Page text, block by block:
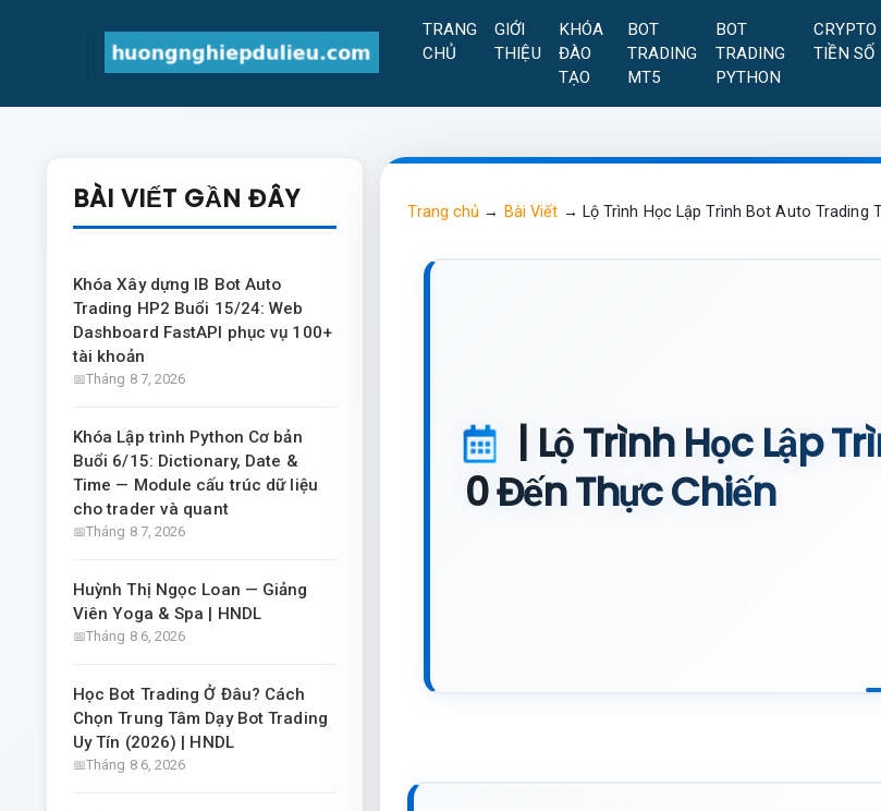
TRANG
CHỦ
GIỚI
THIỆU
KHÓA
ĐÀO
TẠO
BOT
TRADING
MT5
BOT
TRADING
PYTHON
CRYPTO
TIỀN SỐ
BÀI VIẾT GẦN ĐÂY
Khóa Xây dựng IB Bot Auto
Trading HP2 Buổi 15/24: Web
Dashboard FastAPI phục vụ 100+
tài khoản
Tháng 8 7, 2026
Khóa Lập trình Python Cơ bản
Buổi 6/15: Dictionary, Date &
Time — Module cấu trúc dữ liệu
cho trader và quant
Tháng 8 7, 2026
Huỳnh Thị Ngọc Loan — Giảng
Viên Yoga & Spa | HNDL
Tháng 8 6, 2026
Học Bot Trading Ở Đâu? Cách
Chọn Trung Tâm Dạy Bot Trading
Uy Tín (2026) | HNDL
Tháng 8 6, 2026
Trang chủ → Bài Viết → Lộ Trình Học Lập Trình Bot Auto Trading
| Lộ Trình Học Lập
0 Đến Thực Chiến